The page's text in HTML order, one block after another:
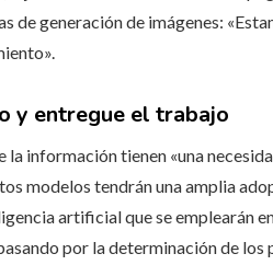
de generación de imágenes:
y entregue el trabajo
la información tienen «una
modelos tendrán una amplia
artificial que se emplearán
por la determinación de